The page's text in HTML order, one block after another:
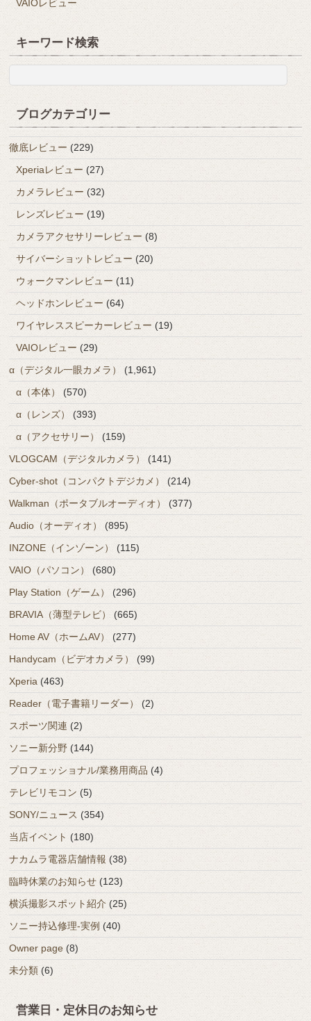
VAIOレビュー
キーワード検索
ブログカテゴリー
徹底レビュー (229)
Xperiaレビュー (27)
カメラレビュー (32)
レンズレビュー (19)
カメラアクセサリーレビュー (8)
サイバーショットレビュー (20)
ウォークマンレビュー (11)
ヘッドホンレビュー (64)
ワイヤレススピーカーレビュー (19)
VAIOレビュー (29)
α（デジタル一眼カメラ）
(1,961)
α（本体）
(570)
α（レンズ）
(393)
α（アクセサリー）
(159)
VLOGCAM（デジタルカメラ）
(141)
Cyber-shot（コンパクトデジカメ）
(214)
Walkman（ポータブルオーディオ）
(377)
Audio（オーディオ）
(895)
INZONE（インゾーン）
(115)
VAIO（パソコン）
(680)
Play Station（ゲーム）
(296)
BRAVIA（薄型テレビ）
(665)
Home AV（ホームAV）
(277)
Handycam（ビデオカメラ）
(99)
Xperia (463)
Reader（電子書籍リーダー）
(2)
スポーツ関連 (2)
ソニー新分野 (144)
プロフェッショナル/業務用商品 (4)
テレビリモコン (5)
SONY/ニュース (354)
当店イベント (180)
ナカムラ電器店舗情報 (38)
臨時休業のお知らせ (123)
横浜撮影スポット紹介 (25)
ソニー持込修理-実例 (40)
Owner page (8)
未分類 (6)
営業日・定休日のお知らせ